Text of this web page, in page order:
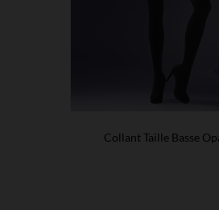
Collant Taille Basse